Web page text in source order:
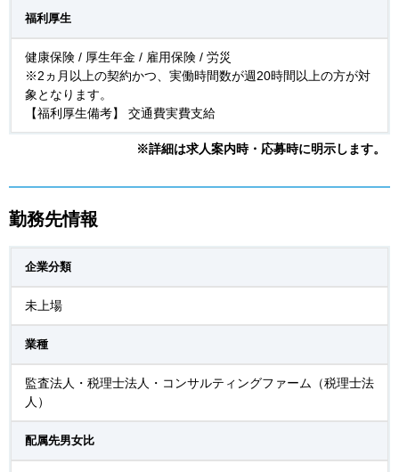
福利厚生
健康保険 / 厚生年金 / 雇用保険 / 労災
※2ヵ月以上の契約かつ、実働時間数が週20時間以上の方が対
象となります。
【福利厚生備考】 交通費実費支給
※詳細は求人案内時・応募時に明示します。
勤務先情報
企業分類
未上場
業種
監査法人・税理士法人・コンサルティングファーム（税理士法
人）
配属先男女比